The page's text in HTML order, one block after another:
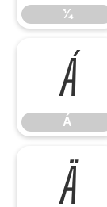
¾
Á
Á
Ä